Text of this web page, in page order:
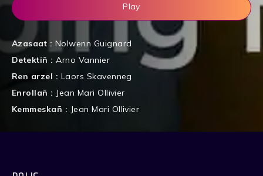
Play
Azasaat : Nolwenn Guignard
Detektiñ :Arno Vannier
Ren arzel : Laors Skavenneg
Enrollañ : Jean Mari Ollivier
Kemmeskañ : Jean Mari Ollivier